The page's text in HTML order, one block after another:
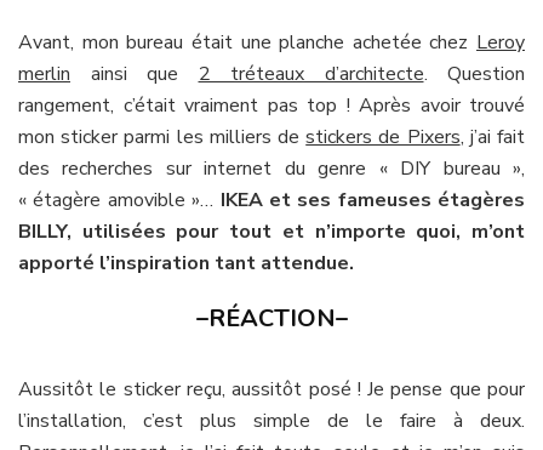
Avant, mon bureau était une planche achetée chez Leroy
merlin ainsi que 2 tréteaux d’architecte. Question
rangement, c’était vraiment pas top ! Après avoir trouvé
mon sticker parmi les milliers destickers de Pixers, j’ai fait
des recherches sur internet du genre « DIY bureau »,
« étagère amovible »… IKEA et ses fameuses étagères
BILLY, utilisées pour tout et n’importe quoi, m’ont
apporté l’inspiration tant attendue.
–RÉACTION–
Aussitôt le sticker reçu, aussitôt posé ! Je pense que pour
l’installation, c’est plus simple de le faire à deux.